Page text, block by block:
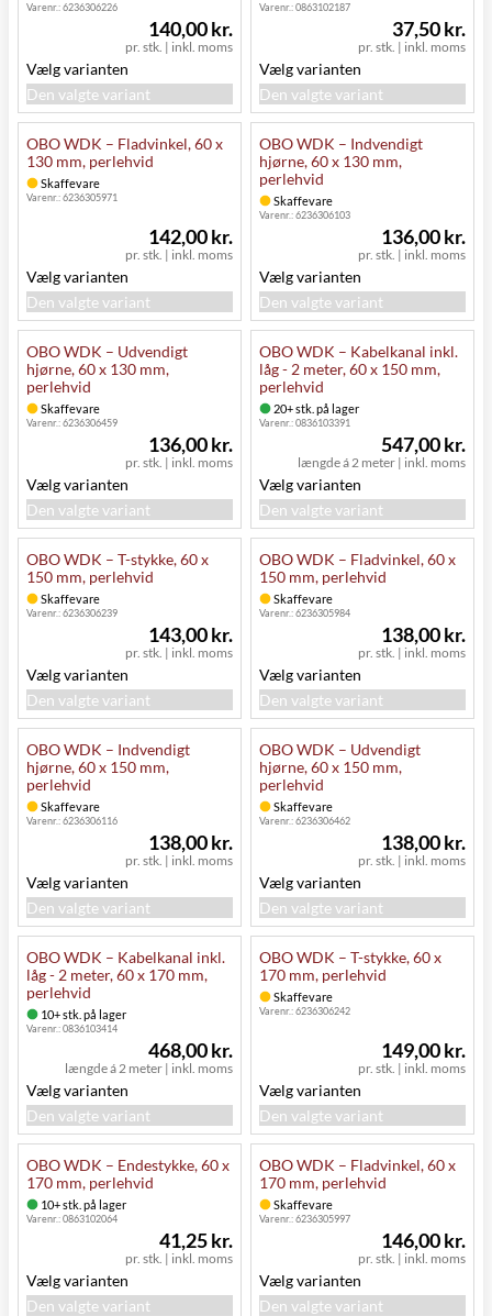
Varenr.:6236306226
pr. stk. | inkl. moms
140,00 kr.
Vælg varianten
Den valgte variant
Varenr.:0863102187
pr. stk. | inkl. moms
37,50 kr.
Vælg varianten
Den valgte variant
OBO WDK – Fladvinkel, 60 x
130 mm, perlehvid
Skaffevare
Varenr.:6236305971
pr. stk. | inkl. moms
142,00 kr.
Vælg varianten
Den valgte variant
OBO WDK – Indvendigt
hjørne, 60 x 130 mm,
perlehvid
Skaffevare
Varenr.:6236306103
pr. stk. | inkl. moms
136,00 kr.
Vælg varianten
Den valgte variant
OBO WDK – Udvendigt
hjørne, 60 x 130 mm,
perlehvid
Skaffevare
Varenr.:6236306459
pr. stk. | inkl. moms
136,00 kr.
Vælg varianten
Den valgte variant
OBO WDK – Kabelkanal inkl.
låg - 2 meter, 60 x 150 mm,
perlehvid
20+ stk. på lager
Varenr.:0836103391
længde á 2 meter | inkl. moms
547,00 kr.
Vælg varianten
Den valgte variant
OBO WDK – T-stykke, 60 x
150 mm, perlehvid
Skaffevare
Varenr.:6236306239
pr. stk. | inkl. moms
143,00 kr.
Vælg varianten
Den valgte variant
OBO WDK – Fladvinkel, 60 x
150 mm, perlehvid
Skaffevare
Varenr.:6236305984
pr. stk. | inkl. moms
138,00 kr.
Vælg varianten
Den valgte variant
OBO WDK – Indvendigt
hjørne, 60 x 150 mm,
perlehvid
Skaffevare
Varenr.:6236306116
pr. stk. | inkl. moms
138,00 kr.
Vælg varianten
Den valgte variant
OBO WDK – Udvendigt
hjørne, 60 x 150 mm,
perlehvid
Skaffevare
Varenr.:6236306462
pr. stk. | inkl. moms
138,00 kr.
Vælg varianten
Den valgte variant
OBO WDK – Kabelkanal inkl.
låg - 2 meter, 60 x 170 mm,
perlehvid
10+ stk. på lager
Varenr.:0836103414
længde á 2 meter | inkl. moms
468,00 kr.
Vælg varianten
Den valgte variant
OBO WDK – T-stykke, 60 x
170 mm, perlehvid
Skaffevare
Varenr.:6236306242
pr. stk. | inkl. moms
149,00 kr.
Vælg varianten
Den valgte variant
OBO WDK – Endestykke, 60 x
170 mm, perlehvid
10+ stk. på lager
Varenr.:0863102064
pr. stk. | inkl. moms
41,25 kr.
Vælg varianten
Den valgte variant
OBO WDK – Fladvinkel, 60 x
170 mm, perlehvid
Skaffevare
Varenr.:6236305997
pr. stk. | inkl. moms
146,00 kr.
Vælg varianten
Den valgte variant